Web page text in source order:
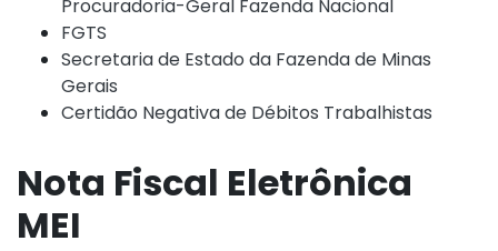
Procuradoria-Geral Fazenda Nacional
FGTS
Secretaria de Estado da Fazenda de Minas
Gerais
Certidão Negativa de Débitos Trabalhistas
Nota Fiscal Eletrônica
MEI